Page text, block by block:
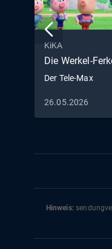
KiKA
Die Werkel-
Der Tele-Max
26.05.2026
Hinweis: